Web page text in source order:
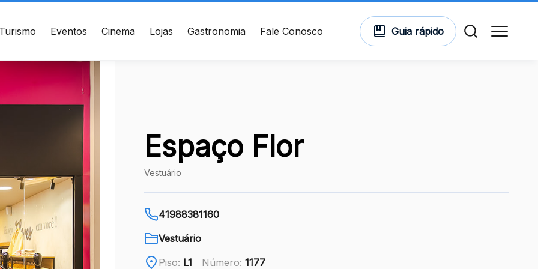
Turismo Eventos Cinema Lojas Gastronomia Fale Conosco Guia rápido
de Setembro, 2775 -
Uber
Espaço Flor
Vestuário
41988381160
Vestuário
Piso: L1 Número: 1177